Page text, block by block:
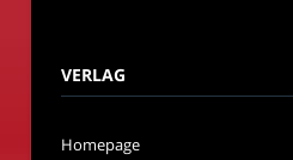
VERLAG
Homepage